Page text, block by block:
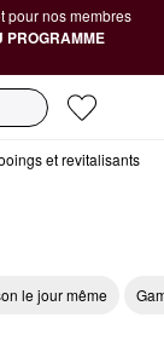
pour nos membres
PROGRAMME
et revitalisants
le jour même